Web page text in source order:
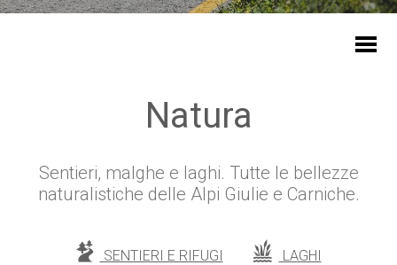
Natura
Sentieri, malghe e laghi. Tutte le bellezze
naturalistiche delle Alpi Giulie e Carniche.
SENTIERI E RIFUGI LAGHI